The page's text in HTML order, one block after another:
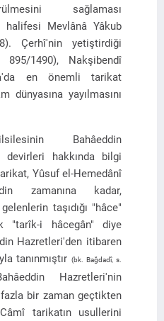
sağlaması
halifesi Mevlânâ Yâkub
Çerhî'nin yetiştirdiği
1490), Nakşibendî
en önemli tarikat
dünyasına yayılmasını
Bahâeddin
devirleri hakkında bilgi
Yûsuf el-Hemedânî
zamanına kadar,
taşıdığı "hâce"
"tarîk-i hâcegân" diye
Hazretleri'den itibaren
tanınmıştır(bk. Bağdadî, s.
Hazretleri'nin
bir zaman geçtikten
tarikatın usullerini